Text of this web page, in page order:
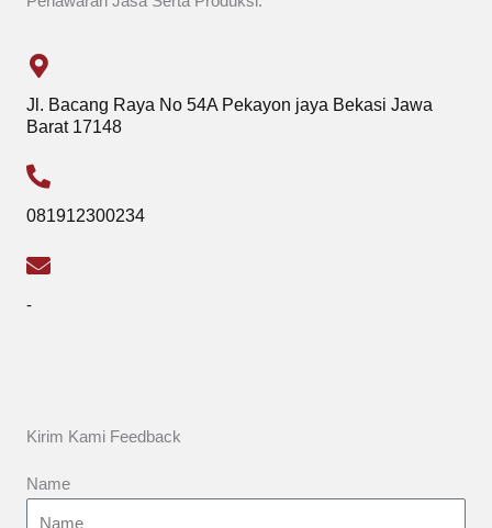
Jl. Bacang Raya No 54A Pekayon jaya Bekasi Jawa
Barat 17148
081912300234
-
Kirim Kami Feedback
Name